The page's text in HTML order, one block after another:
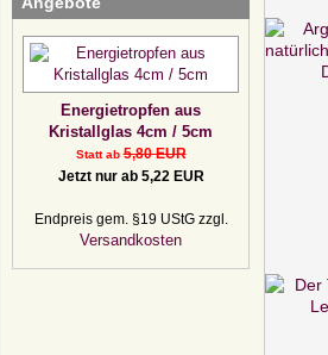
Energietropfen aus
Kristallglas 4cm / 5cm
Statt ab5,80 EUR
Jetzt nur ab 5,22 EUR
Endpreis gem. §19 UStG zzgl.
Versandkosten